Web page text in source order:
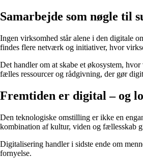
Samarbejde som nøgle til
Ingen virksomhed står alene i den digitale
findes flere netværk og initiativer, hvor
Det handler om at skabe et økosystem,
fælles ressourcer og rådgivning, der gør
Fremtiden er digital – og
Den teknologiske omstilling er ikke en
kombination af kultur, viden og fællesskab
Digitalisering handler i sidste ende om
fornyelse.